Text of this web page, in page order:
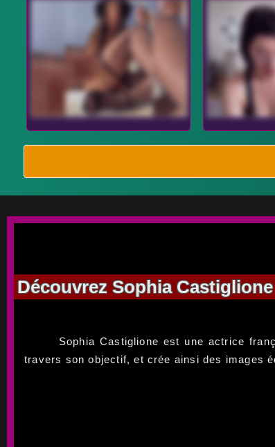
Découvrez Sophia
Sophia Castiglione est une actrice
travers son objectif, et crée ainsi des images